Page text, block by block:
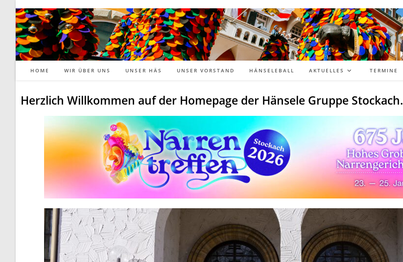
HOME WIR ÜBER UNS UNSER HÄS UNSER VORSTAND HÄNSELEBALL AKTUELLES TERMINE
Herzlich Willkommen auf der Homepage der Hänsele Gruppe Stockach.